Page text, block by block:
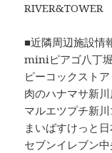
RIVER&TOWER
■近隣周辺施設情
miniピアゴ八丁
ピーコックスト
肉のハナマサ新
マルエツプチ新
まいばすけっと
セブンイレブン